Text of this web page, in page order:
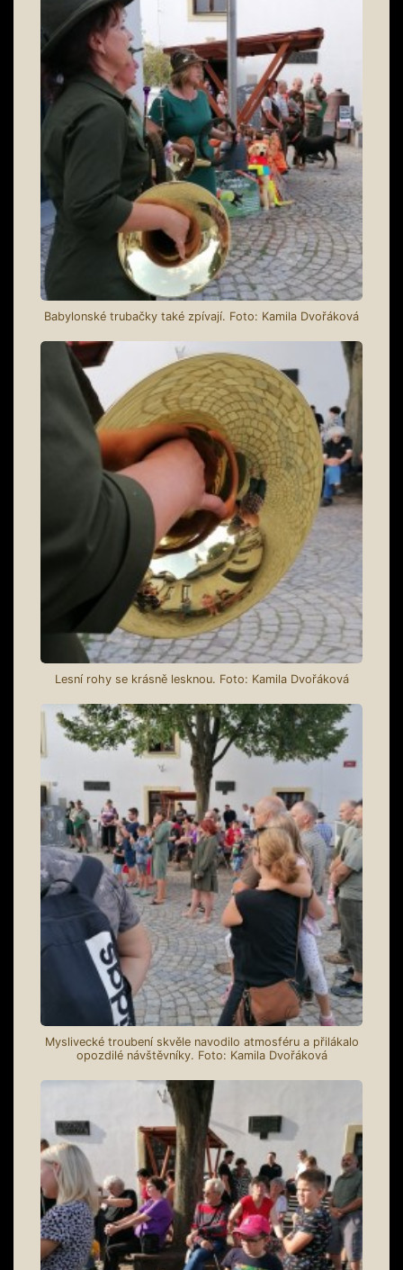
Babylonské trubačky také zpívají. Foto: Kamila Dvořáková
Lesní rohy se krásně lesknou. Foto: Kamila Dvořáková
Myslivecké troubení skvěle navodilo atmosféru a přilákalo
opozdilé návštěvníky. Foto: Kamila Dvořáková